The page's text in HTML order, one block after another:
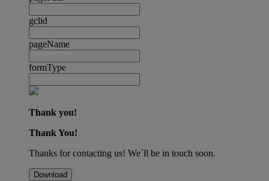
gclid
pageName
formType
Thank you!
Thank You!
Thanks for contacting us! We´ll be in touch soon.
Download